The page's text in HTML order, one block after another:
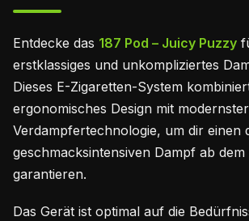
Entdecke das 187 Pod – Juicy Puzzy
erstklassiges und unkompliziertes
Dieses E-Zigaretten-System
ergonomisches Design mit modernster
Verdampfertechnologie, um dir einen
geschmacksintensiven Dampf ab
garantieren.
Das Gerät ist optimal auf die